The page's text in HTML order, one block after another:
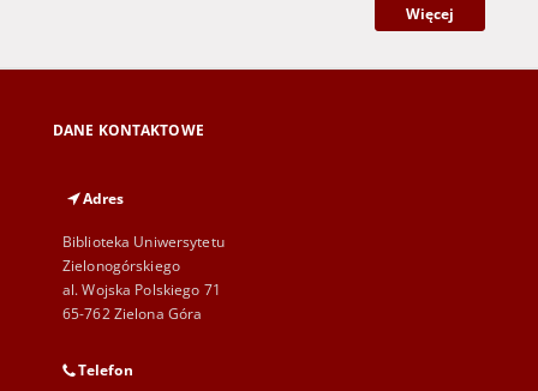
Więcej
DANE KONTAKTOWE
Adres
Biblioteka Uniwersytetu
Zielonogórskiego
al. Wojska Polskiego 71
65-762 Zielona Góra
Telefon